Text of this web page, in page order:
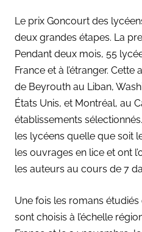
Le prix Goncourt des
deux grandes étapes. La
Pendant deux mois, 55
France et à l’étranger.
de Beyrouth au Liban,
États Unis, et Montréal, au
établissements
les lycéens quelle que soit
les ouvrages en lice et ont
les auteurs au cours de 7
Une fois les romans étudiés
sont choisis à l’échelle